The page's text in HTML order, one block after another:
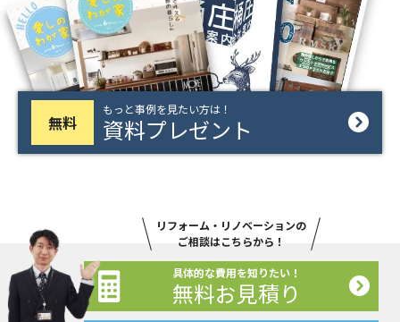
無料
もっと事例を見たい方は！
資料プレゼント
リフォーム・リノベーションの
ご相談はこちらから！
具体的な費用を知りたい！
無料お見積り